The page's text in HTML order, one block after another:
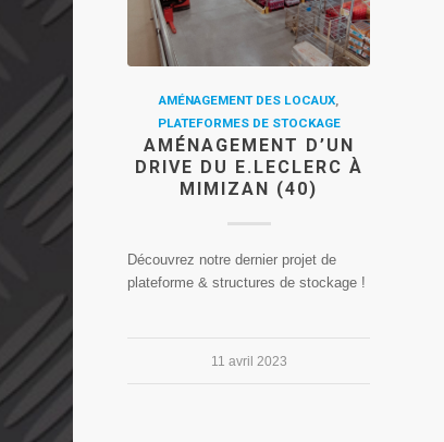
AMÉNAGEMENT DES LOCAUX,
PLATEFORMES DE STOCKAGE
AMÉNAGEMENT D’UN
DRIVE DU E.LECLERC À
MIMIZAN (40)
Découvrez notre dernier projet de
plateforme & structures de stockage !
11 avril 2023